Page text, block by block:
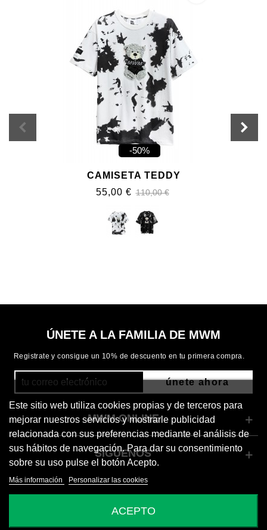
-50%
CAMISETA TEDDY
55,00 € 110,00 €
ÚNETE A LA FAMILIA DE MWM
Registrate y consigue un 10% de descuento en tu primera compra.
únete ahora
Este sitio web utiliza cookies propias y de terceros para
mejorar nuestros servicios y mostrarle publicidad
relacionada con sus preferencias mediante el análisis de
sus hábitos de navegación. Para dar su consentimiento
sobre su uso pulse el botón Acepto.
Más información Personalizar las cookies
ACEPTO
MWM ONLINE
SÍGUENOS